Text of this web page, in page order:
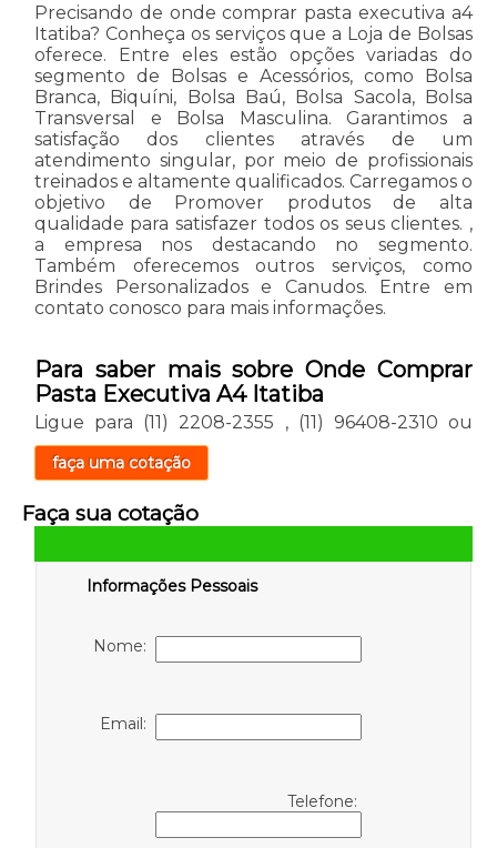
Precisando de onde comprar pasta executiva a4
Itatiba? Conheça os serviços que a Loja de Bolsas
oferece. Entre eles estão opções variadas do
segmento de Bolsas e Acessórios, como Bolsa
Branca, Biquíni, Bolsa Baú, Bolsa Sacola, Bolsa
Transversal e Bolsa Masculina. Garantimos a
satisfação dos clientes através de um
atendimento singular, por meio de profissionais
treinados e altamente qualificados. Carregamos o
objetivo de Promover produtos de alta
qualidade para satisfazer todos os seus clientes. ,
a empresa nos destacando no segmento.
Também oferecemos outros serviços, como
Brindes Personalizados e Canudos. Entre em
contato conosco para mais informações.
Para saber mais sobre Onde Comprar
Pasta Executiva A4 Itatiba
Ligue para (11) 2208-2355 , (11) 96408-2310 ou
faça uma cotação
Faça sua cotação
Informações Pessoais
Nome:
Email:
Telefone: